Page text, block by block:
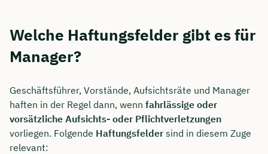
Welche Haftungsfelder gibt es für
Manager?
Geschäftsführer, Vorstände, Aufsichtsräte und Manager
haften in der Regel dann, wenn fahrlässige oder
vorsätzliche Aufsichts- oder Pflichtverletzungen
vorliegen. Folgende Haftungsfelder sind in diesem Zuge
relevant: